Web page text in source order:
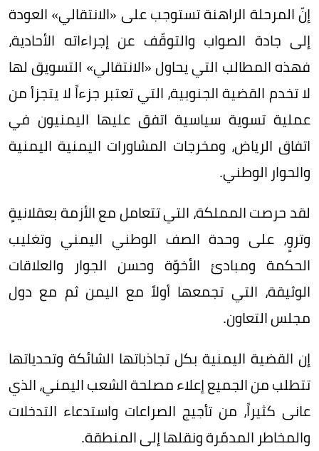
إنّ المرحلة الراهنة تستوجب على «الانتقالي» العودة
إلى جادة الصواب والتوقّف عن إجراءاته الأحادية،
فهذه المطالب التي يحاول «الانتقالي» التسويق لها
لا تخدم القضية الجنوبية، التي تعتبر جزءاً لا يتجزأ من
عملية تسوية سياسية اتفق عليها اليمنيون في
اتفاق الرياض، ومخرجات المشاورات اليمنية اليمنية
والحوار الوطني.
لقد حرصت المملكة، التي تتعامل مع الأزمة بعقلانيةٍ
وتروٍ، على وحدة الصف الوطني اليمني وتغليب
الحكمة ومبادئ الأخوّة وحسن الجوار والعلاقات
الوثيقة، التي تجمعها أولاً مع اليمن ثم مع دول
مجلس التعاون.
إن القضية اليمنية بكل تجاذباتها الشائكة وتحدياتها
تتطلب من الجميع إعلاء مصلحة الشعب اليمني، الذي
عانى كثيراً، من تأجيج الصراعات واستدعاء التدخلات
والمخاطر المدمّرة ونقلها إلى المنطقة.